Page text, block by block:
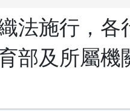
法施行，各
部及所屬機